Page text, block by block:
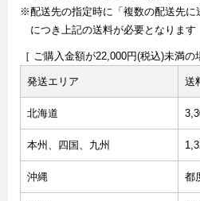
※配送先の指定時に「複数の配送先に
につき上記の送料が必要となります
［ ご購入金額が22,000円(税込)未満の
発送エリア 送
北海道
本州、四国、九州
沖縄 都